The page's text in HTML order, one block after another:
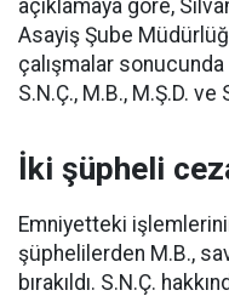
açıklamaya göre,
Asayiş Şube
çalışmalar sonucunda
S.N.Ç., M.B., M.Ş.D. ve
İki şüpheli
Emniyetteki
şüphelilerden M.B.,
bırakıldı. S.N.Ç.